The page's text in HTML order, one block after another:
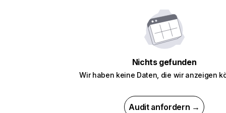
Nichts gefunden
Wir haben keine Daten, die wir anzeigen
Audit anfordern →